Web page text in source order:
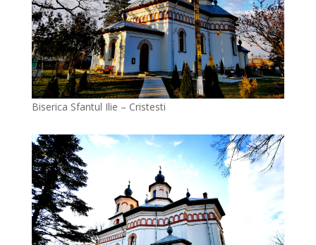
Biserica Sfantul Ilie – Cristesti